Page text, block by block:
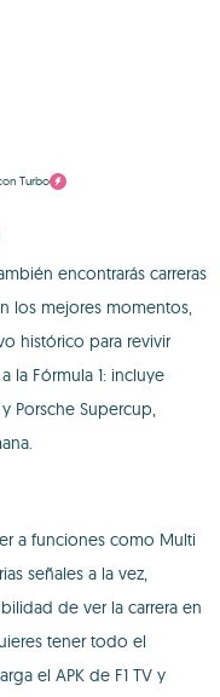
Turbo
encontrarás carreras
los mejores momentos,
histórico para revivir
la Fórmula 1: incluye
Porsche Supercup,
a funciones como Multi
señales a la vez,
de ver la carrera en
tener todo el
el APK de F1 TV y